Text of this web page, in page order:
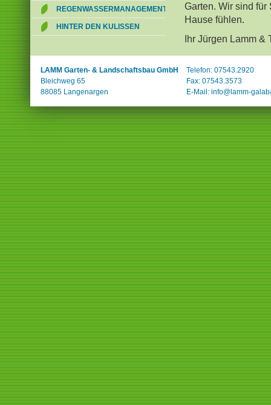
REGENWASSERMANAGEMENT
HINTER DEN KULISSEN
Garten. Wir sind
Hause fühlen.
Ihr Jürgen Lamm &
LAMM Garten- & Landschaftsbau GmbH
Bleichweg 65
88085 Langenargen
Telefon: 07543.2920
Fax: 07543.3573
E-Mail: info@lamm-